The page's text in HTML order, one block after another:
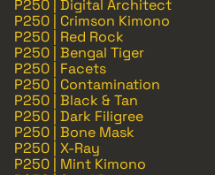
P250 | Digital Architect
P250 | Crimson Kimono
P250 | Red Rock
P250 | Bengal Tiger
P250 | Facets
P250 | Contamination
P250 | Black & Tan
P250 | Dark Filigree
P250 | Bone Mask
P250 | X-Ray
P250 | Mint Kimono